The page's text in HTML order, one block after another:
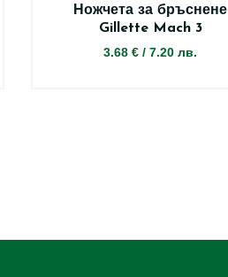
Ножчета за бръснене
Gillette Mach 3
3.68 € / 7.20 лв.